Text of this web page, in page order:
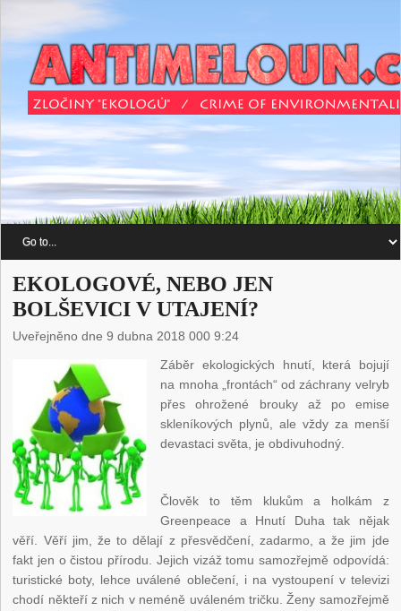
EKOLOGOVÉ, NEBO JEN
BOLŠEVICI V UTAJENÍ?
Uveřejněno dne 9 dubna 2018 000 9:24
Záběr ekologických hnutí, která bojují
na mnoha „frontách“ od záchrany velryb
přes ohrožené brouky až po emise
skleníkových plynů, ale vždy za menší
devastaci světa, je obdivuhodný.
Člověk to těm klukům a holkám z
Greenpeace a Hnutí Duha tak nějak
věří. Věří jim, že to dělají z přesvědčení, zadarmo, a že jim jde
fakt jen o čistou přírodu. Jejich vizáž tomu samozřejmě odpovídá:
turistické boty, lehce uválené oblečení, i na vystoupení v televizi
chodí někteří z nich v neméně uváleném tričku. Ženy samozřejmě